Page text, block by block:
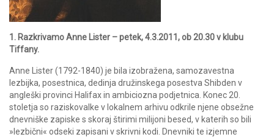
1. Razkrivamo Anne Lister – petek, 4.3.2011, ob 20.30 v klubu
Tiffany.
Anne Lister (1792-1840) je bila izobražena, samozavestna
lezbijka, posestnica, dedinja družinskega posestva Shibden v
angleški provinci Halifax in ambiciozna podjetnica. Konec 20.
stoletja so raziskovalke v lokalnem arhivu odkrile njene obsežne
dnevniške zapiske s skoraj štirimi milijoni besed, v katerih so bili
»lezbični« odseki zapisani v skrivni kodi. Dnevniki te izjemne